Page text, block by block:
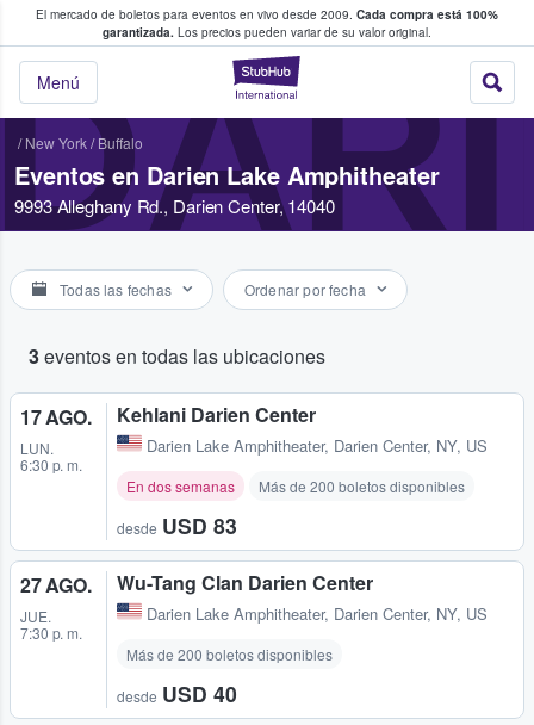
El mercado de boletos para eventos en vivo desde 2009. Cada compra está 100%
garantizada. Los precios pueden variar de su valor original.
StubHub: donde
Menú
fans compran y venden boletos
/ New York/ Buffalo
Eventos en Darien Lake Amphitheater
9993 Alleghany Rd., Darien Center, 14040
Todas las fechas Ordenar por fecha
3eventos en todas las ubicaciones
17 AGO.
LUN.
6:30 p. m.
Kehlani Darien Center
Darien Lake Amphitheater, Darien Center, NY, US
En dos semanas Más de 200 boletos disponibles
desde USD 83
27 AGO.
JUE.
7:30 p. m.
Wu-Tang Clan Darien Center
Darien Lake Amphitheater, Darien Center, NY, US
Más de 200 boletos disponibles
desde USD 40